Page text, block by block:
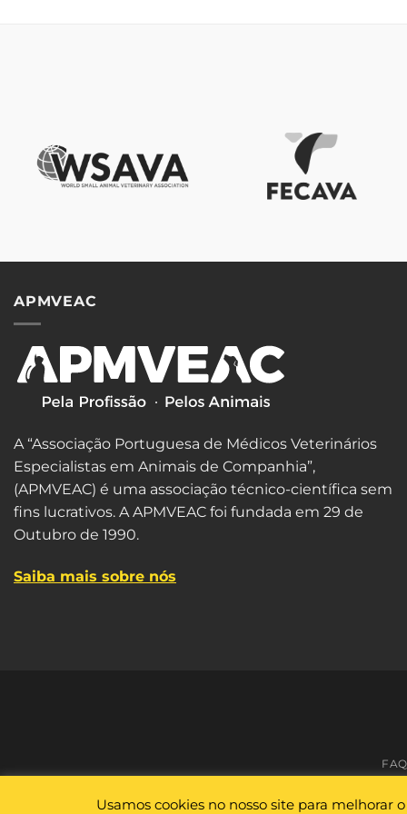
APMVEAC
A “Associação Portuguesa de Médicos Veterinários
Especialistas em Animais de Companhia”,
(APMVEAC) é uma associação técnico-científica sem
fins lucrativos. A APMVEAC foi fundada em 29 de
Outubro de 1990.
Saiba mais sobre nós
Usamos cookies no nosso site para melhorar